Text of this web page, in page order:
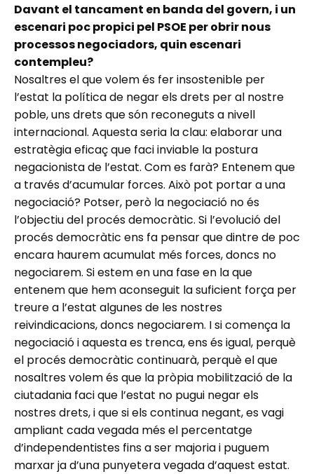
Davant el tancament en banda del govern, i un
escenari poc propici pel PSOE per obrir nous
processos negociadors, quin escenari
contempleu?
Nosaltres el que volem és fer insostenible per
l’estat la política de negar els drets per al nostre
poble, uns drets que són reconeguts a nivell
internacional. Aquesta seria la clau: elaborar una
estratègia eficaç que faci inviable la postura
negacionista de l’estat. Com es farà? Entenem que
a través d’acumular forces. Això pot portar a una
negociació? Potser, però la negociació no és
l’objectiu del procés democràtic. Si l’evolució del
procés democràtic ens fa pensar que dintre de poc
encara haurem acumulat més forces, doncs no
negociarem. Si estem en una fase en la que
entenem que hem aconseguit la suficient força per
treure a l’estat algunes de les nostres
reivindicacions, doncs negociarem. I si comença la
negociació i aquesta es trenca, ens és igual, perquè
el procés democràtic continuarà, perquè el que
nosaltres volem és que la pròpia mobilització de la
ciutadania faci que l’estat no pugui negar els
nostres drets, i que si els continua negant, es vagi
ampliant cada vegada més el percentatge
d’independentistes fins a ser majoria i puguem
marxar ja d’una punyetera vegada d’aquest estat.